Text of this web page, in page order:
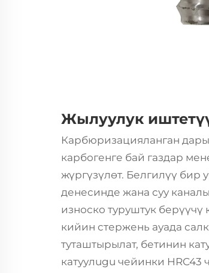
Жылуулук
Карбюризацияланган
карбогенге бай газдар
жүргүзүлөт. Белгилүү бир
денесинде жана суу
износко туруштук
кийин стержень ауада
туташтырылат, бетинин
катуулugu чейинки HRC43